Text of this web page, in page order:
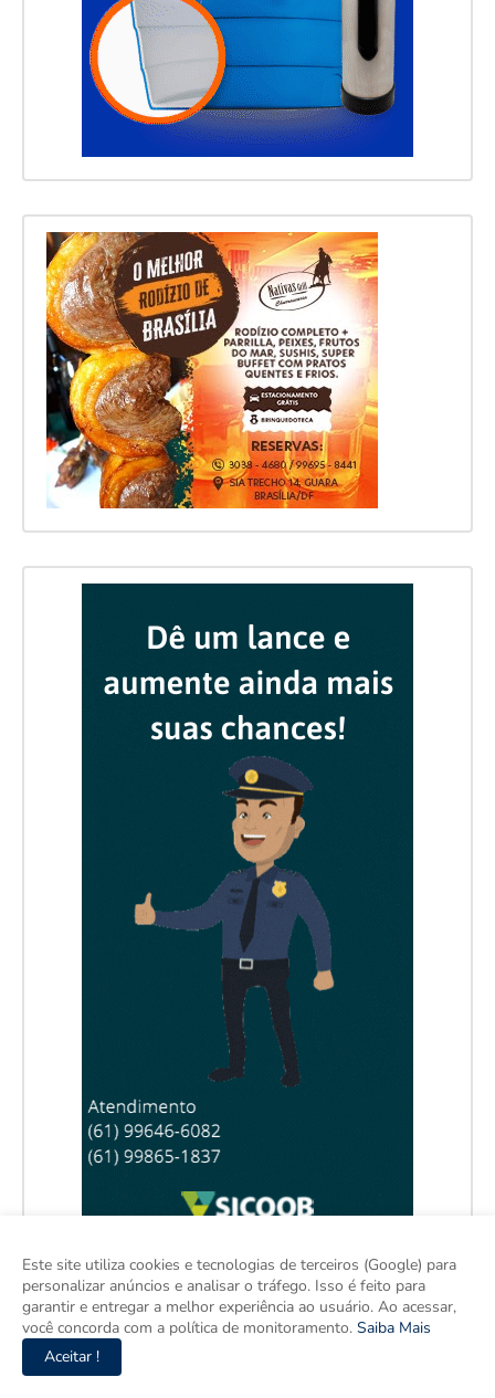
Este site utiliza cookies e tecnologias de terceiros (Google) para
personalizar anúncios e analisar o tráfego. Isso é feito para
garantir e entregar a melhor experiência ao usuário. Ao acessar,
você concorda com a política de monitoramento. Saiba Mais
Aceitar !